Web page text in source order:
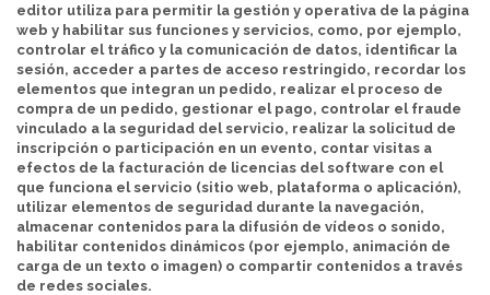
editor utiliza para permitir la gestión y operativa de la página
web y habilitar sus funciones y servicios, como, por ejemplo,
controlar el tráfico y la comunicación de datos, identificar la
sesión, acceder a partes de acceso restringido, recordar los
elementos que integran un pedido, realizar el proceso de
compra de un pedido, gestionar el pago, controlar el fraude
vinculado a la seguridad del servicio, realizar la solicitud de
inscripción o participación en un evento, contar visitas a
efectos de la facturación de licencias del software con el
que funciona el servicio (sitio web, plataforma o aplicación),
utilizar elementos de seguridad durante la navegación,
almacenar contenidos para la difusión de vídeos o sonido,
habilitar contenidos dinámicos (por ejemplo, animación de
carga de un texto o imagen) o compartir contenidos a través
de redes sociales.